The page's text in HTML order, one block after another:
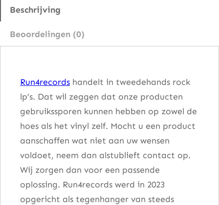
–
Beschrijving
Beoordelingen (0)
Run4records handelt in tweedehands rock
lp’s. Dat wil zeggen dat onze producten
gebruikssporen kunnen hebben op zowel de
hoes als het vinyl zelf. Mocht u een product
aanschaffen wat niet aan uw wensen
voldoet, neem dan alstublieft contact op.
Wij zorgen dan voor een passende
oplossing. Run4records werd in 2023
opgericht als tegenhanger van steeds